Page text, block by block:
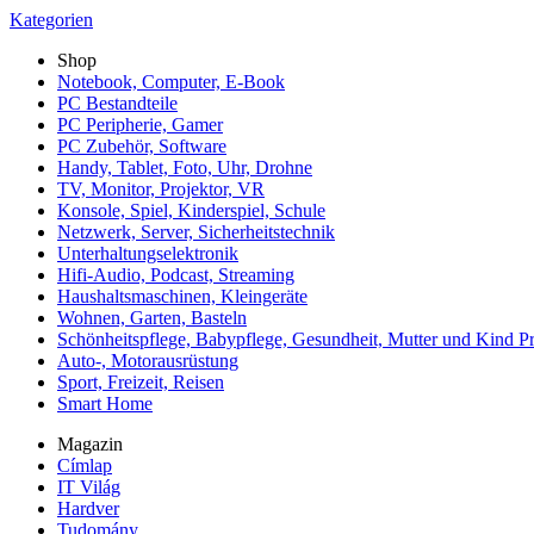
Kategorien
Shop
Notebook, Computer, E-Book
PC Bestandteile
PC Peripherie, Gamer
PC Zubehör, Software
Handy, Tablet, Foto, Uhr, Drohne
TV, Monitor, Projektor, VR
Konsole, Spiel, Kinderspiel, Schule
Netzwerk, Server, Sicherheitstechnik
Unterhaltungselektronik
Hifi-Audio, Podcast, Streaming
Haushaltsmaschinen, Kleingeräte
Wohnen, Garten, Basteln
Schönheitspflege, Babypflege, Gesundheit, Mutter und Kind
Auto-, Motorausrüstung
Sport, Freizeit, Reisen
Smart Home
Magazin
Címlap
IT Világ
Hardver
Tudomány